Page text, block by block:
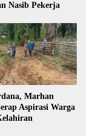
Nasib Pekerja
Marhan
Aspirasi Warga